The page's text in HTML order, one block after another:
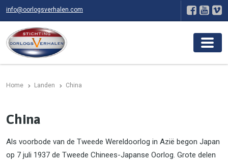
info@oorlogsverhalen.com
Home Landen China
China
Als voorbode van de Tweede Wereldoorlog in Azië begon Japan
op 7 juli 1937 de Tweede Chinees-Japanse Oorlog. Grote delen